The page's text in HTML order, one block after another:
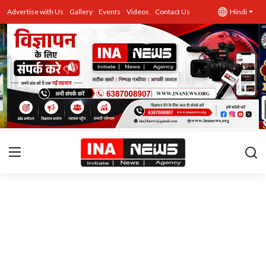
Advertise with Us Gallery Events Videos Contact Us Hindi
उत्तर प्रदेश
Advertise with Us
Events
राज्य